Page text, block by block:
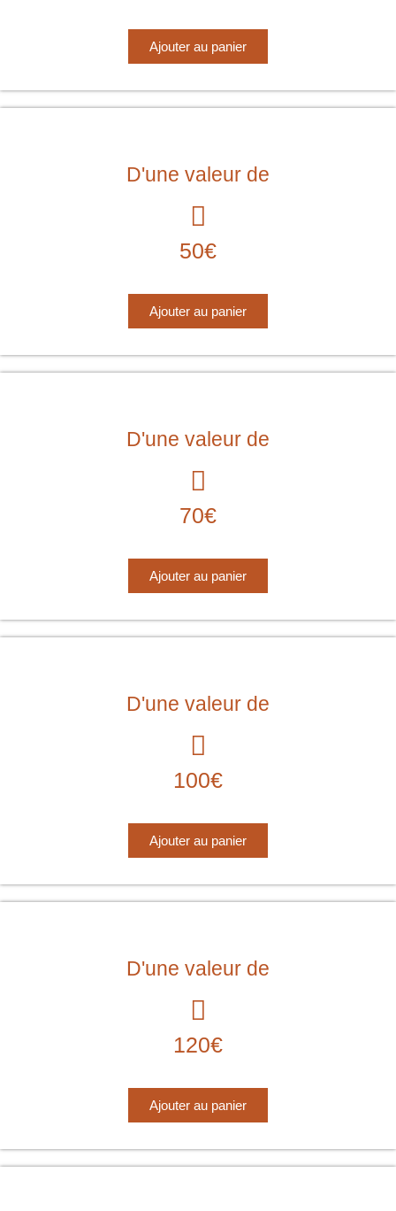
Ajouter au panier
D'une valeur de
50€
Ajouter au panier
D'une valeur de
70€
Ajouter au panier
D'une valeur de
100€
Ajouter au panier
D'une valeur de
120€
Ajouter au panier